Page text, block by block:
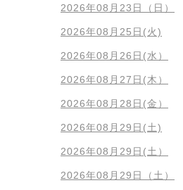
2026年08月23日（日）
2026年08月25日(火)
2026年08月26日(水）
2026年08月27日(木）
2026年08月28日(金）
2026年08月29日(土)
2026年08月29日(土）
2026年08月29日（土）